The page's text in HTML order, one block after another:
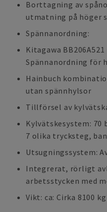
Borttagning av
utmatning på höger
Spännanordning:
Kitagawa BB206A521
Spännanordning för
Hainbuch
utan spännhylsor
Tillförsel av
Kylvätskesystem: 70
7 olika trycksteg,
Utsugningssystem:
Integrerat, rörligt
arbetsstycken med
Vikt: ca: Cirka 8100 kg